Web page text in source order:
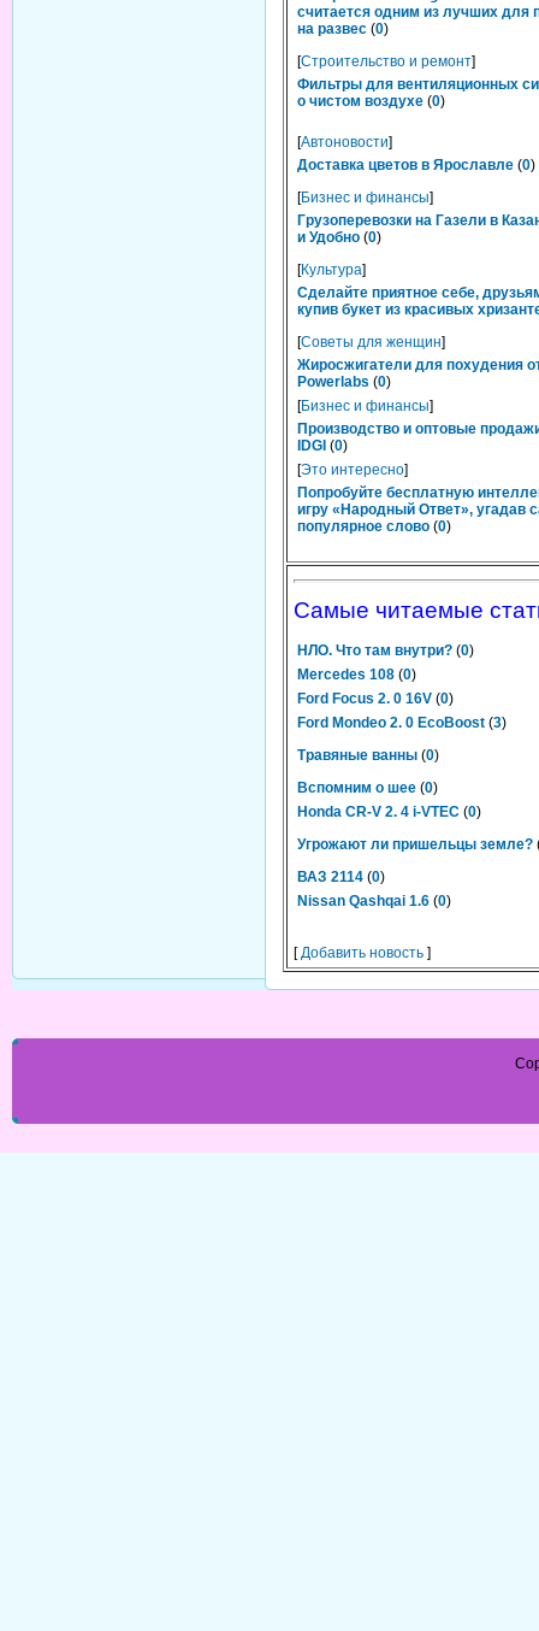
считается одним из лучших для
на развес (0)
[Строительство и ремонт]
Фильтры для вентиляционных
о чистом воздухе (0)
[Автоновости]
Доставка цветов в Ярославле (0)
[Бизнес и финансы]
Грузоперевозки на Газели в
и Удобно (0)
[Культура]
Сделайте приятное себе,
купив букет из красивых
[Советы для женщин]
Жиросжигатели для похудения
Powerlabs (0)
[Бизнес и финансы]
Производство и оптовые
IDGI (0)
[Это интересно]
Попробуйте бесплатную
игру «Народный Ответ», угадав
популярное слово (0)
Самые читаемые
НЛО. Что там внутри? (0)
Mercedes 108 (0)
Ford Focus 2. 0 16V (0)
Ford Mondeo 2. 0 EcoBoost (3)
Травяные ванны (0)
Вспомним о шее (0)
Honda CR-V 2. 4 i-VTEC (0)
Угрожают ли пришельцы земле?
ВАЗ 2114 (0)
Nissan Qashqai 1.6 (0)
[Добавить новость ]